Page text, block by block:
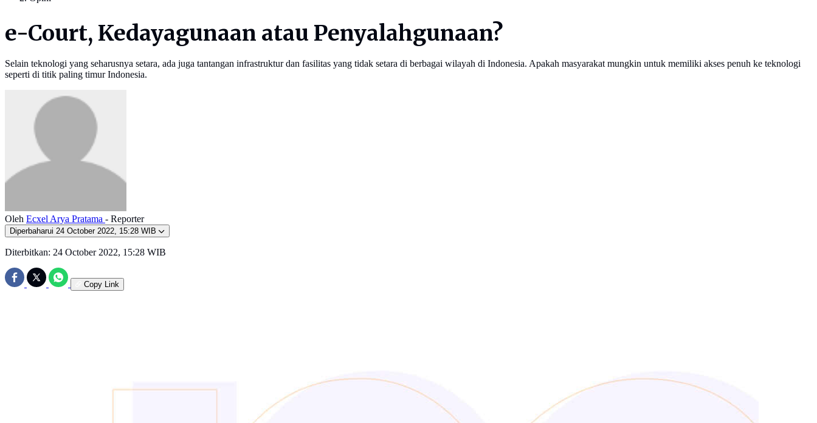
e-Court, Kedayagunaan atau Penyalahgunaan?
Selain teknologi yang seharusnya setara, ada juga tantangan infrastruktur dan fasilitas yang tidak setara di berbagai wilayah di Indonesia. Apakah masyarakat mungkin untuk memiliki akses penuh ke teknologi
seperti di titik paling timur Indonesia.
Oleh Ecxel Arya Pratama - Reporter
Diperbaharui 24 October 2022, 15:28 WIB
Diterbitkan: 24 October 2022, 15:28 WIB
Copy Link